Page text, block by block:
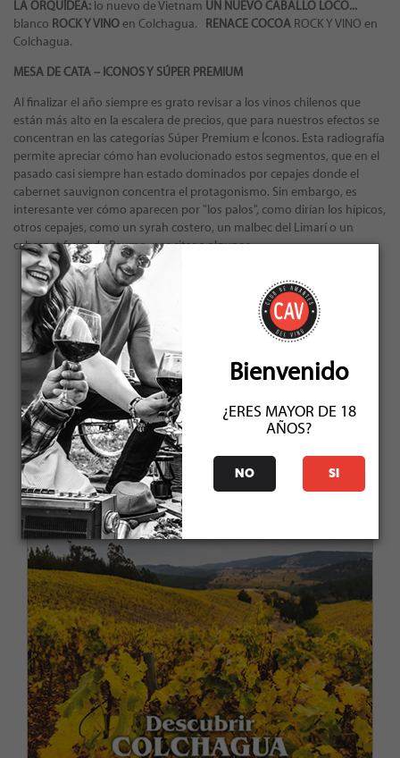
LA ORQUÍDEA: lo nuevo de Vietnam UN NUEVO CABALLO LOCO...
blanco ROCK Y VINOen Colchagua. RENACE COCOA ROCK Y VINO en
Colchagua.
MESA DE CATA – ICONOS Y SÚPER PREMIUM
Al finalizar el año siempre es grato revisar a los vinos chilenos que
están más alto en la escalera de precios, que para nuestros efectos se
concentran en las categorías Súper Premium e Íconos. Esta radiografía
permite apreciar cómo han evolucionado estos segmentos, que en el
pasado casi siempre han estado dominados por cepajes donde el
cabernet sauvignon concentra el protagonismo. Sin embargo, es
interesante ver cómo aparecen por "los palos", como dirían los hípicos,
otros cepajes, como un syrah costero, un malbec del Limarí o un
cabernet franc de Peumo, por citar a algunos.
← VOLVER A LAS EDICIONES
JUNIO 2023
Bienvenido
¿ERES MAYOR DE 18
AÑOS?
NO SI